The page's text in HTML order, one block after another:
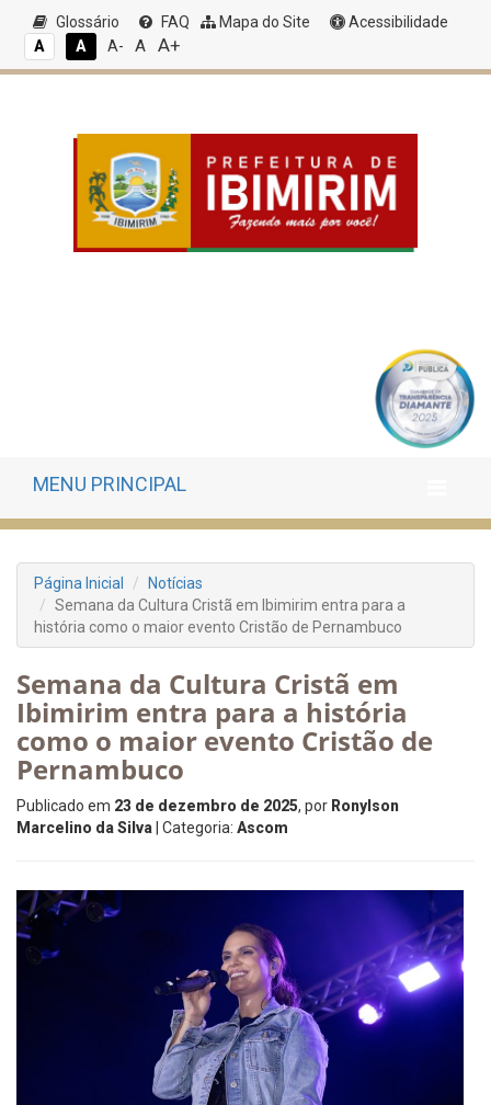
Glossário FAQ Mapa do Site
Acessibilidade
A
A A- A A+
MENU PRINCIPAL
Página Inicial
Notícias
Semana da Cultura Cristã em Ibimirim entra para a
história como o maior evento Cristão de Pernambuco
Semana da Cultura Cristã em
Ibimirim entra para a história
como o maior evento Cristão de
Pernambuco
Publicado em 23 de dezembro de 2025, por Ronylson
Marcelino da Silva | Categoria: Ascom